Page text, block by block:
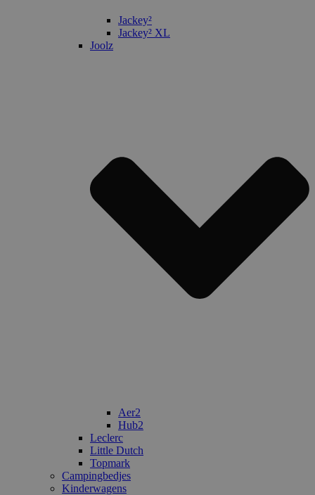
Jackey²
Jackey² XL
Joolz
Aer2
Hub2
Leclerc
Little Dutch
Topmark
Campingbedjes
Kinderwagens